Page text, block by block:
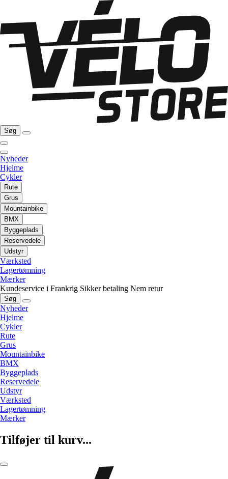
Søg
Nyheder
Hjelme
Cykler
Rute
Grus
Mountainbike
BMX
Byggeplads
Reservedele
Udstyr
Værksted
Lagertømning
Mærker
Kundeservice i Frankrig Sikker betaling Nem retur
Søg
Nyheder
Hjelme
Cykler
Rute
Grus
Mountainbike
BMX
Byggeplads
Reservedele
Udstyr
Værksted
Lagertømning
Mærker
Tilføjer til kurv...